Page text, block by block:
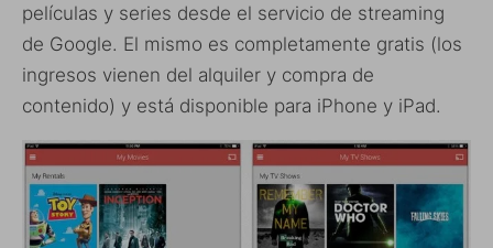
películas y series desde el servicio de streaming
de Google. El mismo es completamente gratis (los
ingresos vienen del alquiler y compra de
contenido) y está disponible para iPhone y iPad.